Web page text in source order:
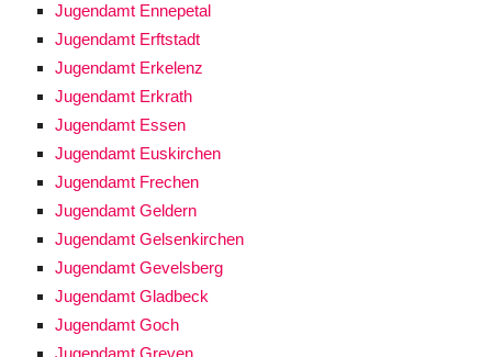
Jugendamt Ennepetal
Jugendamt Erftstadt
Jugendamt Erkelenz
Jugendamt Erkrath
Jugendamt Essen
Jugendamt Euskirchen
Jugendamt Frechen
Jugendamt Geldern
Jugendamt Gelsenkirchen
Jugendamt Gevelsberg
Jugendamt Gladbeck
Jugendamt Goch
Jugendamt Greven